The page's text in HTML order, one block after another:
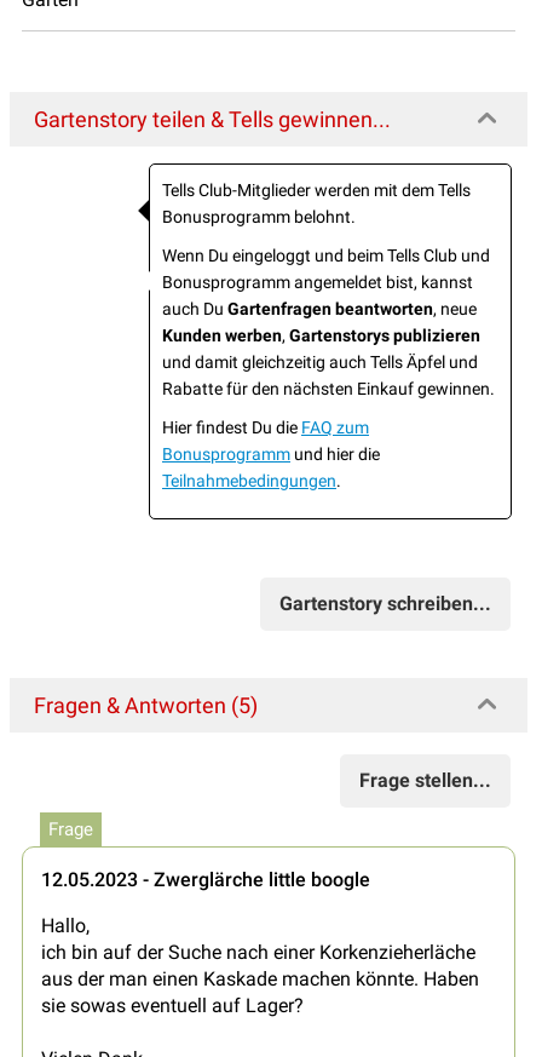
Gartenstory teilen & Tells gewinnen...
Tells Club-Mitglieder werden mit dem Tells
Bonusprogramm belohnt.
Wenn Du eingeloggt und beim Tells Club und
Bonusprogramm angemeldet bist, kannst
auch Du Gartenfragen beantworten, neue
Kunden werben, Gartenstorys publizieren
und damit gleichzeitig auch Tells Äpfel und
Rabatte für den nächsten Einkauf gewinnen.
Hier findest Du die FAQ zum
Bonusprogramm und hier die
Teilnahmebedingungen.
Gartenstory schreiben...
Fragen & Antworten (5)
Frage stellen...
Frage
12.05.2023 - Zwerglärche little boogle
Hallo,
ich bin auf der Suche nach einer Korkenzieherläche
aus der man einen Kaskade machen könnte. Haben
sie sowas eventuell auf Lager?